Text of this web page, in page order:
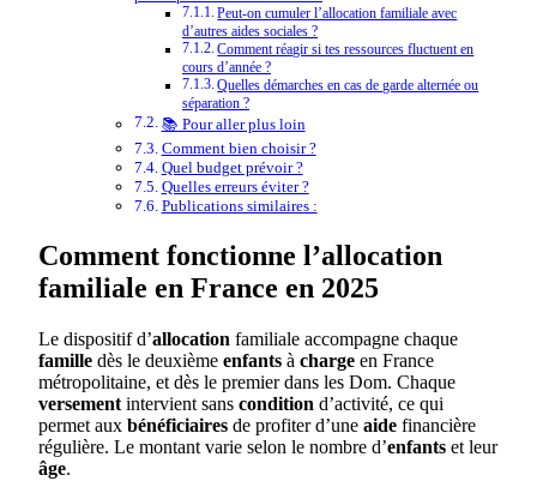
Peut-on cumuler l’allocation familiale avec
d’autres aides sociales ?
Comment réagir si tes ressources fluctuent en
cours d’année ?
Quelles démarches en cas de garde alternée ou
séparation ?
📚 Pour aller plus loin
Comment bien choisir ?
Quel budget prévoir ?
Quelles erreurs éviter ?
Publications similaires :
Comment fonctionne l’allocation
familiale en France en 2025
Le dispositif d’allocation familiale accompagne chaque
famille dès le deuxième enfants à charge en France
métropolitaine, et dès le premier dans les Dom. Chaque
versement intervient sans condition d’activité, ce qui
permet aux bénéficiaires de profiter d’une aide financière
régulière. Le montant varie selon le nombre d’enfants et leur
âge.